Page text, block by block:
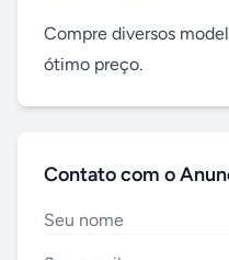
Compre diversos
ótimo preço.
Contato com o